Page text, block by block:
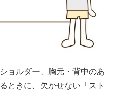
ョルダー、胸元・背中のあ
ときに、欠かせない「スト